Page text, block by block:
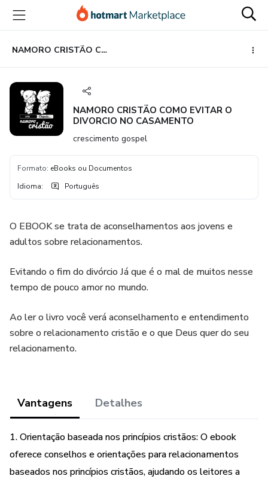
para
conteúdo
principal
para
pagamento
para
rodapé
NAMORO CRISTÃO COMO EVITAR O DIVORCIO NO CASAMENTO
NAMORO CRISTÃO COMO EVITAR O
DIVORCIO NO CASAMENTO
crescimento gospel
Formato: eBooks ou Documentos
Idioma: Português
O EBOOK se trata de aconselhamentos aos jovens e
adultos sobre relacionamentos.
Evitando o fim do divórcio Já que é o mal de muitos nesse
tempo de pouco amor no mundo.
Ao ler o livro você verá aconselhamento e entendimento
sobre o relacionamento cristão e o que Deus quer do seu
relacionamento.
Vantagens Detalhes
1. Orientação baseada nos princípios cristãos: O ebook
oferece conselhos e orientações para relacionamentos
baseados nos princípios cristãos, ajudando os leitores a